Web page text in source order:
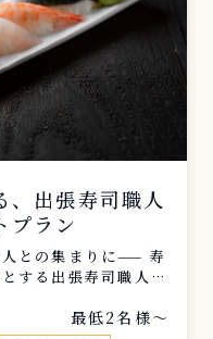
、出張寿司職人
プラン
との集まりに—— 寿
する出張寿司職人
、優しい味わいのお
最低2名様〜